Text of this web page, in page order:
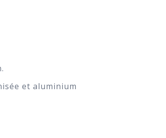
et aluminium